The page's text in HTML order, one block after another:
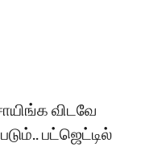
விடவே
பட்ஜெட்டில்